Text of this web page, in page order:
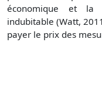
économique et la
indubitable (Watt,
payer le prix des